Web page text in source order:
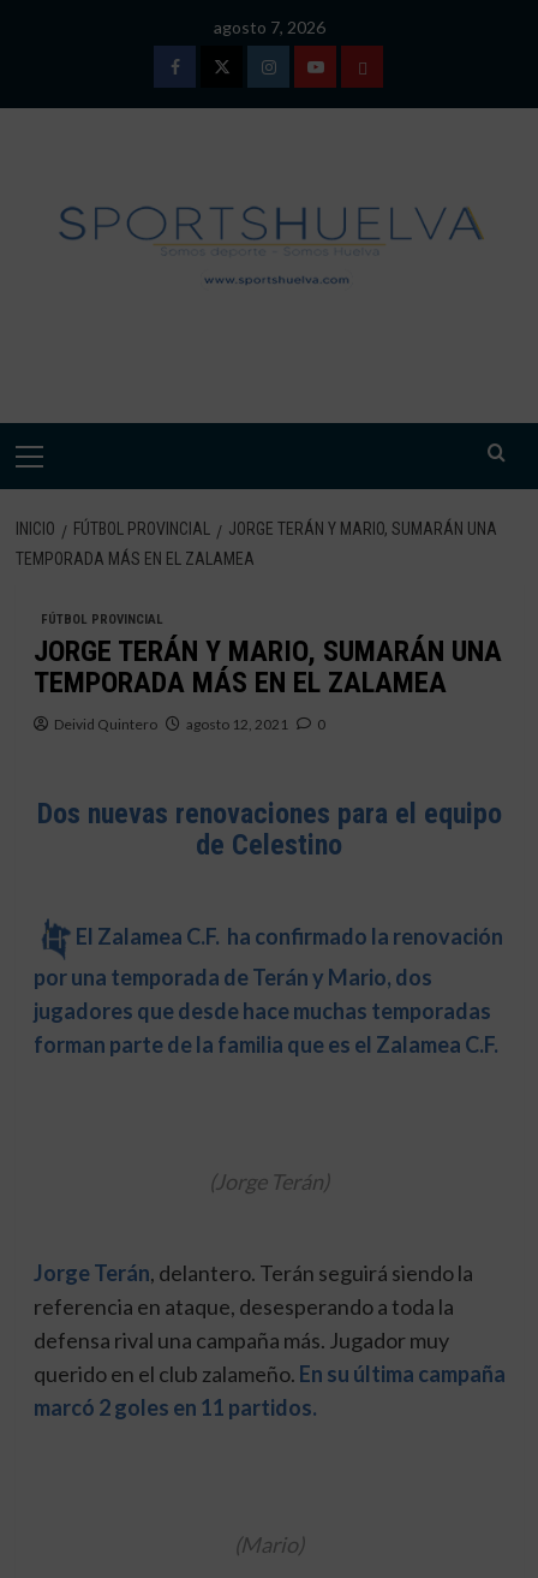
agosto 7, 2026
FacebookTwitterInstagramYoutubeTÉRMINOS
DE
USO
Menú
INICIO FÚTBOL PROVINCIAL
JORGE TERÁN Y MARIO, SUMARÁN UNA
TEMPORADA MÁS EN EL ZALAMEA
FÚTBOL PROVINCIAL
JORGE TERÁN Y MARIO, SUMARÁN UNA
TEMPORADA MÁS EN EL ZALAMEA
Deivid Quintero agosto 12, 2021 0
Dos nuevas renovaciones para el equipo
de Celestino
El Zalamea C.F. ha confirmado la renovación
por una temporada de Terán y Mario, dos
jugadores que desde hace muchas temporadas
forman parte de la familia que es el Zalamea C.F.
(Jorge Terán)
Jorge Terán, delantero. Terán seguirá siendo la
referencia en ataque, desesperando a toda la
defensa rival una campaña más. Jugador muy
querido en el club zalameño. En su última campaña
marcó 2 goles en 11 partidos.
(Mario)